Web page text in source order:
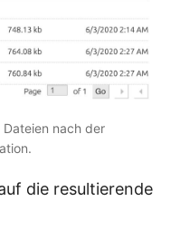
nach der
die resultierende